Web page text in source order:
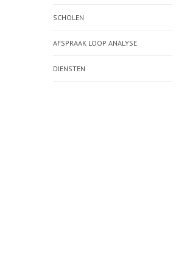
SCHOLEN
AFSPRAAK LOOP ANALYSE
DIENSTEN